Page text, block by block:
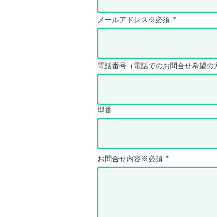
メールアドレス※必須
電話番号（電話でのお問合せ希望の
型番
お問合せ内容※必須